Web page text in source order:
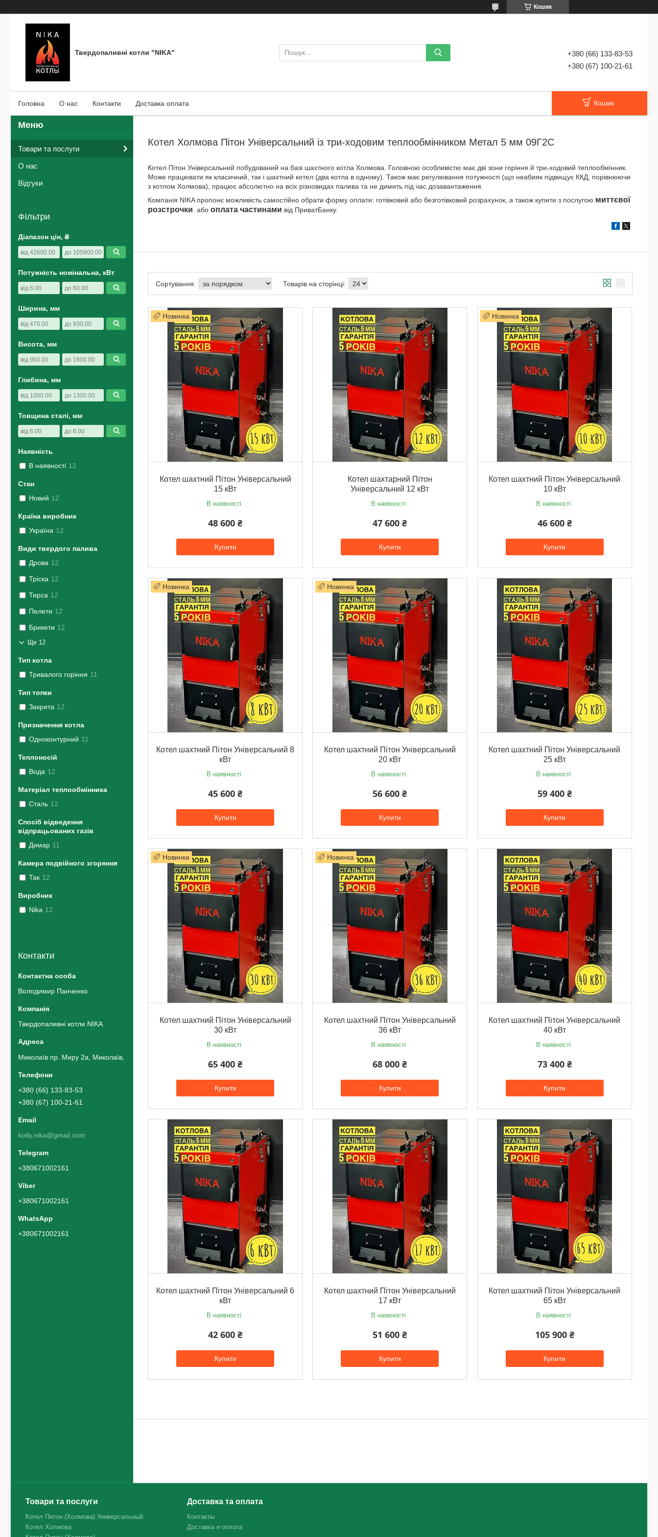
Кошик
Твердопаливні котли "NIKA"
+380 (66) 133-83-53
+380 (67) 100-21-61
Головна О нас Контакти Доставка оплата Кошик
Котел Холмова Пітон Універсальний із три-ходовим теплообмінником Метал 5 мм 09Г2С
Котел Пітон Універсальний побудований на базі шахтного котла Холмова. Головною особливістю має дві зони горіння й три-ходовий теплообмінник.
Може працювати як класичний, так і шахтний котел (два котла в одному). Також має регулювання потужності (що неабияк підвищує ККД, порівнюючи
з котлом Холмова), працює абсолютно на всіх різновидах палива та не димить під час дозавантаження.
Компанія NIKA пропонє можливість самостійно обрати форму оплати: готівковий або безготівковий розрахунок, а також купити з послугою миттєвої
розстрочки або оплата частинами від ПриватБанку.
Новинка
Котел шахтний Пітон Універсальний
15 кВт
В наявності
48 600 ₴
Купити
Котел шахтарний Пітон
Універсальний 12 кВт
В наявності
47 600 ₴
Купити
Новинка
Котел шахтний Пітон Універсальний
10 кВт
В наявності
46 600 ₴
Купити
Новинка
Котел шахтний Пітон Універсальний 8
кВт
В наявності
45 600 ₴
Купити
Новинка
Котел шахтний Пітон Універсальний
20 кВт
В наявності
56 600 ₴
Купити
Котел шахтний Пітон Універсальний
25 кВт
В наявності
59 400 ₴
Купити
Новинка
Котел шахтний Пітон Універсальний
30 кВт
В наявності
65 400 ₴
Купити
Новинка
Котел шахтний Пітон Універсальний
36 кВт
В наявності
68 000 ₴
Купити
Котел шахтний Пітон Універсальний
40 кВт
В наявності
73 400 ₴
Купити
Котел шахтний Пітон Універсальний 6
кВт
В наявності
42 600 ₴
Купити
Котел шахтний Пітон Універсальний
17 кВт
В наявності
51 600 ₴
Купити
Котел шахтний Пітон Універсальний
65 кВт
В наявності
105 900 ₴
Купити
Товари та послуги
О нас
Відгуки
Фільтри
Діапазон цін, ₴
Потужність номінальна, кВт
Ширина, мм
Висота, мм
Глибина, мм
Товщина сталі, мм
Наявність
В наявності 12
Стан
Новий 12
Країна виробник
Україна 12
Види твердого палива
Дрова 12
Тріска 12
Тирса 12
Пелети 12
Брикети 12
Ще 12
Тип котла
Тривалого горіння 11
Тип топки
Закрита 12
Призначення котла
Одноконтурний 11
Теплоносій
Вода 12
Матеріал теплообмінника
Сталь 12
Спосіб відведення
відпрацьованих газів
Димар 11
Камера подвійного згоряння
Так 12
Виробник
Nika 12
Контакти
Володимир Панченко
Твердопаливні котли NIKA
Миколаїв пр. Миру 2а, Миколаїв, Україна
+380 (66) 133-83-53
+380 (67) 100-21-61
kotly.nika@gmail.com
+380671002161
+380671002161
+380671002161
Товари та послуги
Котел Питон (Холмова) Универсальный
Котел Холмова
Доставка та оплата
Контакты
Доставка и оплата